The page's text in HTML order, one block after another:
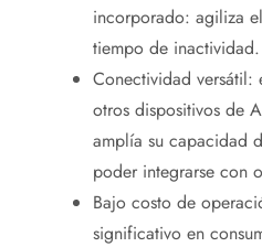
incorporado: agiliza
tiempo de inactividad.
Conectividad versátil:
otros dispositivos de
amplía su capacidad
poder integrarse con
Bajo costo de
significativo en